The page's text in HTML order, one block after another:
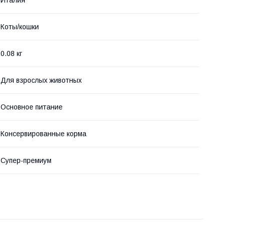
Коты/кошки
0.08 кг
Для взрослых животных
Основное питание
Консервированные корма
Супер-премиум